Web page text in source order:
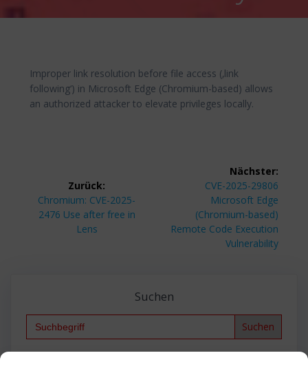
Improper link resolution before file access (‚link
following‘) in Microsoft Edge (Chromium-based) allows
an authorized attacker to elevate privileges locally.
Zurück:
Vorheriger
Beitrag:
Chromium: CVE-2025-
2476 Use after free in
Lens
Nächster:
Nächster
Beitrag:
CVE-2025-29806
Microsoft Edge
(Chromium-based)
Remote Code Execution
Vulnerability
Suchen
Search